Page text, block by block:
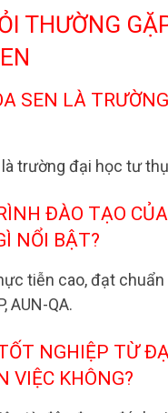
THƯỜNG
SEN LÀ
trường đại học tư
ĐÀO TẠO
NỔI BẬT?
tiễn cao, đạt
AUN-QA.
NGHIỆP TỪ
VIỆC KHÔNG?